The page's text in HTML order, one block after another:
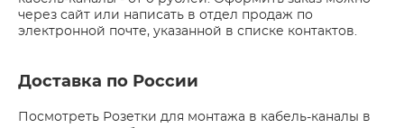
через сайт или написать в отдел продаж по
электронной почте, указанной в списке контактов.
Доставка по России
Посмотреть Розетки для монтажа в кабель-каналы в